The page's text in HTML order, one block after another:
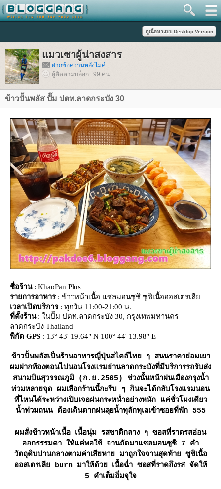
มวเซาผู้น่าสงสาร
ฝากข้อความหลังไมค์
ผู้ติดตามบล็อก : 99 คน
ข้าวปั้นพลัส ปั๊ม ปตท.ลาดกระบัง 30
ชื่อร้าน: KhaoPan Plus
รายการอาหาร: ข้าวหน้าเนื้อ แซลมอนซูชิ ซูชิเนื้อออสเตรเลี
เวลาเปิดบริการ: ทุกวัน 11:00-21:00 น.
ที่ตั้งร้าน: ในปั๊ม ปตท.ลาดกระบัง 30, กรุงเทพมหานคร
ลาดกระบัง Thailand
พิกัด GPS : 13° 43' 19.64" N 100° 44' 13.98" E
ข้าวปั้นพลัสเป็นร้านอาหารญี่ปุ่นสไตล์ไทย ๆ สนนราคาย่อมเยา
ผมฝากท้องตอนไปนอนโรงแรมย่านลาดกระบังที่มีบริการรถรับส่ง
สนามบินสุวรรณภูมิ (ก.ย.2565) ช่วงนั้นหน้าฝนเมืองกรุงน้ำ
ท่วมหลายจุด ผมเลือกร้านนี้กะรีบ ๆ กินจะได้กลับโรงแรมนอน
ที่ไหนได้ระหว่างเปิบเจอฝนกระหน่ำอย่างหนัก แค่ชั่วโมงเดียว
น้ำท่วมถนน ต้องเดินตากฝนลุยน้ำทุลักทุเลเข้าซอยที่พัก 555
ผมสั่งข้าวหน้าเนื้อ เนื้อนุ่ม รสชาติกลาง ๆ ซอสที่ราดรสอ่อน
ออกธรรมดา ให้แค่พอใช้ จานถัดมาแซลมอนซูชิ 7 คำ
วัตถุดิบปานกลางตามค่าเสียหาย มาถูกใจจานสุดท้าย ซูชิเนื้อ
ออสเตรเลีย burn มาให้ด้วย เนื้อฉ่ำ ซอสที่ราดถึงรส จัดให้
5 คำเต็มอิ่มจุใจ